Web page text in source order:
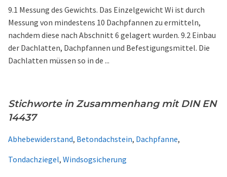
9.1 Messung des Gewichts. Das Einzelgewicht Wi ist durch
Messung von mindestens 10 Dachpfannen zu ermitteln,
nachdem diese nach Abschnitt 6 gelagert wurden. 9.2 Einbau
der Dachlatten, Dachpfannen und Befestigungsmittel. Die
Dachlatten müssen so in de ...
Stichworte in Zusammenhang mit DIN EN
14437
Abhebewiderstand, Betondachstein, Dachpfanne,
Tondachziegel, Windsogsicherung